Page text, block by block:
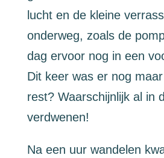
lucht en de kleine
onderweg, zoals de
dag ervoor nog in een
Dit keer was er nog
rest? Waarschijnlijk al in
verdwenen!
Na een uur wandelen